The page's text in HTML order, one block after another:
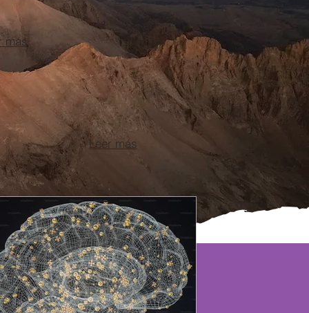
más
Leer más
un diagnóstico es
más
Reserva una cita/Costos